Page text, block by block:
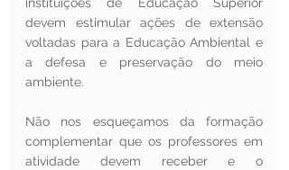
devem estimular ações de extensão
voltadas para a Educação Ambiental e
a defesa e preservação do meio
ambiente.
Não nos esqueçamos da formação
complementar que os professores em
atividade devem receber e o